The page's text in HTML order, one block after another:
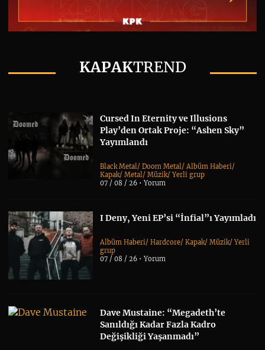
KAPAKTREND
Cursed In Eternity ve Illusions
Play’den Ortak Proje: “Ashen Sky”
Yayımlandı
Black Metal/Doom Metal/Albüm Haberi/
Kapak/Metal/Müzik/Yerli grup
07 / 08 / 26 •Yorum
I Deny, Yeni EP’si “İnfial”ı Yayımladı
Albüm Haberi/Hardcore/Kapak/Müzik/Yerli
grup
07 / 08 / 26 •Yorum
Dave Mustaine: “Megadeth’te
Sanıldığı Kadar Fazla Kadro
Değişikliği Yaşanmadı”